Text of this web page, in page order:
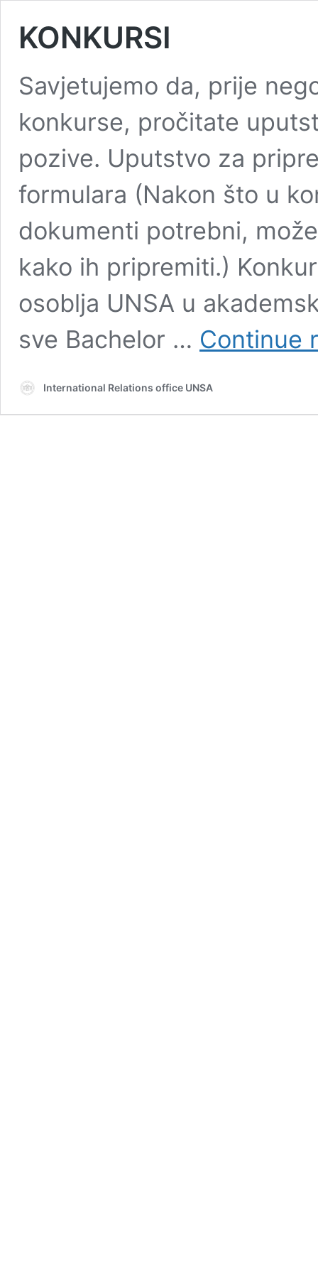
KONKURSI
Savjetujemo da, prije
konkurse, pročitate
pozive. Uputstvo za
formulara (Nakon što u
dokumenti potrebni,
kako ih pripremiti.)
osoblja UNSA u
sve Bachelor … Continue
International Relations office UNSA